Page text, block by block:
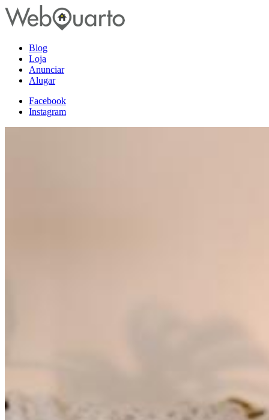
Blog
Loja
Anunciar
Alugar
Facebook
Instagram